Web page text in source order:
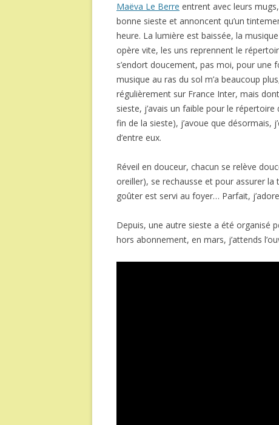
Maëva Le Berre entrent avec leurs
bonne sieste et annoncent qu’un
heure. La lumière est baissée, la
opère vite, les uns reprennent le
s’endort doucement, pas moi, pour une
musique au ras du sol m’a beaucoup
régulièrement sur France Inter, mais
sieste, j’avais un faible pour le répertoire
fin de la sieste), j’avoue que désormais,
d’entre eux.
Réveil en douceur, chacun se relève
oreiller), se rechausse et pour assurer
goûter est servi au foyer… Parfait,
Depuis, une autre sieste a été organisé
hors abonnement, en mars, j’attends